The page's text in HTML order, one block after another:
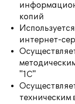
копий
интернет-
"1С"
техническим